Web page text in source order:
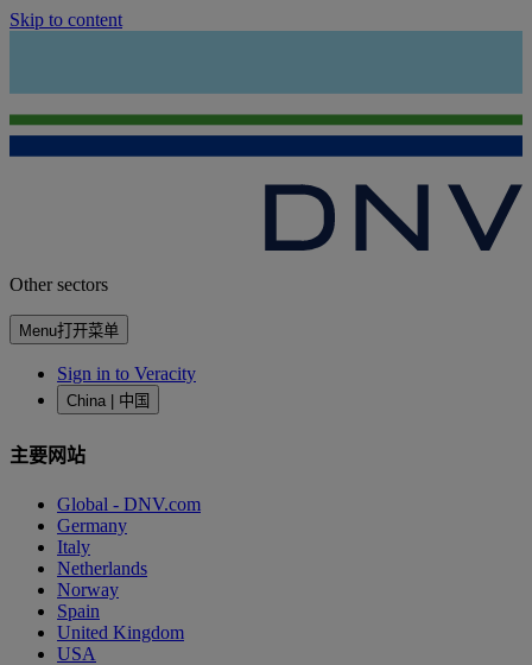
Skip to content
Other sectors
Menu打开菜单
Sign in to Veracity
China | 中国
主要网站
Global - DNV.com
Germany
Italy
Netherlands
Norway
Spain
United Kingdom
USA